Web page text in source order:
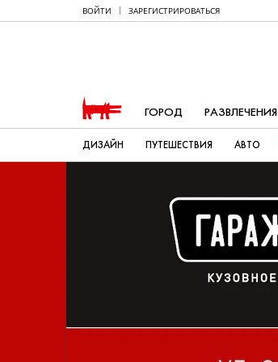
ВОЙТИ ЗАРЕГИСТРИРОВАТЬСЯ
ГОРОД РАЗВЛЕЧЕНИЯ
ДИЗАЙН ПУТЕШЕСТВИЯ АВТО